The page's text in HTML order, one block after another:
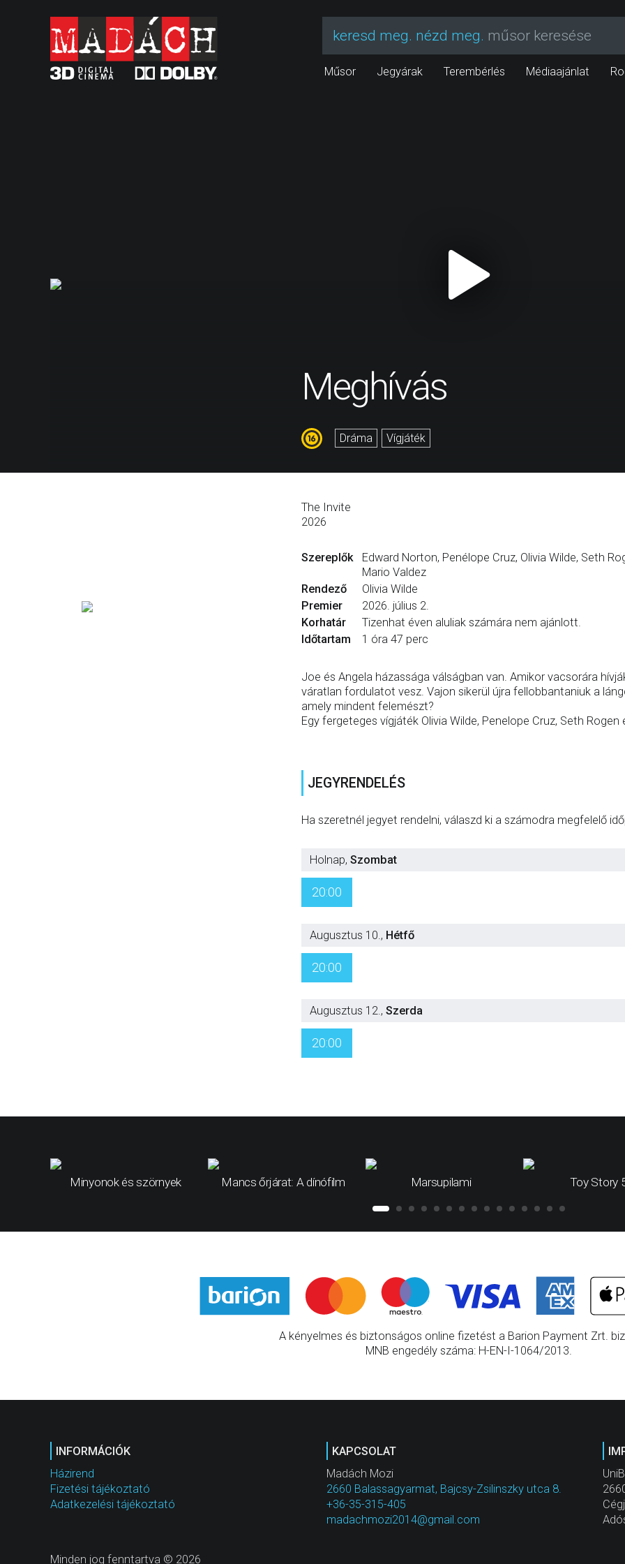
keresd meg. nézd meg. műsor keresése
Műsor Jegyárak Terembérlés Médiaajánlat
Meghívás
Dráma Vígjáték
The Invite
2026
Szereplők
Edward Norton, Penélope Cruz, Olivia Wilde, Seth
Mario Valdez
Rendező
Olivia Wilde
Premier
2026. július 2.
Korhatár
Tizenhat éven aluliak számára nem ajánlott.
Időtartam
1 óra 47 perc
Joe és Angela házassága válságban van. Amikor vacsorára
váratlan fordulatot vesz. Vajon sikerül újra fellobbantaniuk a
amely mindent felemészt?
Egy fergeteges vígjáték Olivia Wilde, Penelope Cruz, Seth
JEGYRENDELÉS
Ha szeretnél jegyet rendelni, válaszd ki a számodra megfelelő
Holnap, Szombat
20:00
Augusztus 10. , Hétfő
20:00
Augusztus 12. , Szerda
20:00
Minyonok és szörnyek Mancs őrjárat: A dínófilm Marsupilami Toy Story
A kényelmes és biztonságos online fizetést a Barion Payment Zrt.
MNB engedély száma: H-EN-I-1064/2013.
INFORMÁCIÓK
Házirend
Fizetési tájékoztató
Adatkezelési tájékoztató
KAPCSOLAT
Madách Mozi
2660 Balassagyarmat, Bajcsy-Zsilinszky utca 8.
+36-35-315-405
madachmozi2014@gmail.com
Minden jog fenntartva © 2026